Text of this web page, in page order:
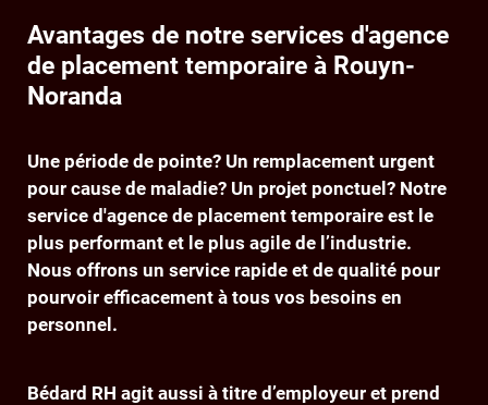
Avantages de notre services d'agence
de placement temporaire à Rouyn-
Noranda
Une période de pointe? Un remplacement urgent
pour cause de maladie? Un projet ponctuel? Notre
service d'agence de placement temporaire est le
plus performant et le plus agile de l’industrie.
Nous offrons un service rapide et de qualité pour
pourvoir efficacement à tous vos besoins en
personnel.
Bédard RH agit aussi à titre d’employeur et prend